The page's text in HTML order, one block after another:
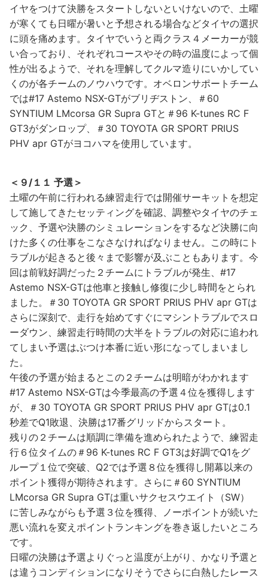
イヤをつけて決勝をスタートしないといけないので、土曜
が寒くても日曜が暑いと予想される場合などタイヤの選択
に頭を痛めます。タイヤでいうと両クラス４メーカーが競
い合っており、それぞれコースやその時の温度によって個
性が出るようで、それを理解してクルマ造りにいかしてい
くのが各チームのノウハウです。オベロンサポートチーム
では#17 Astemo NSX-GTがブリヂストン、＃60
SYNTIUM LMcorsa GR Supra GTと＃96 K-tunes RC F
GT3がダンロップ、＃30 TOYOTA GR SPORT PRIUS
PHV apr GTがヨコハマを使用しています。
＜９/１１ 予選＞
土曜の午前に行われる練習走行では開催サーキットを想定
して施してきたセッティングを確認、調整やタイヤのチェ
ック、予選や決勝のシミュレーションをするなど決勝に向
けた多くの仕事をこなさなければなりません。この時にト
ラブルが起きると後々まで影響が及ぶこともあります。今
回は前戦好調だった２チームにトラブルが発生、#17
Astemo NSX-GTは他車と接触し修復に少し時間をとられ
ました。＃30 TOYOTA GR SPORT PRIUS PHV apr GTは
さらに深刻で、走行を始めてすぐにマシントラブルでスロ
ーダウン、練習走行時間の大半をトラブルの対応に追われ
てしまい予選はぶつけ本番に近い形になってしまいまし
た。
午後の予選が始まるとこの２チームは明暗がわかれます
#17 Astemo NSX-GTは今季最高の予選４位を獲得します
が、＃30 TOYOTA GR SPORT PRIUS PHV apr GTは0.1
秒差でQ1敗退、決勝は17番グリッドからスタート。
残りの２チームは順調に準備を進められたようで、練習走
行６位タイムの＃96 K-tunes RC F GT3は好調でQ1をグ
ループ１位で突破、Q2では予選８位を獲得し開幕以来の
ポイント獲得が期待されます。さらに＃60 SYNTIUM
LMcorsa GR Supra GTは重いサクセスウエイト（SW）
に苦しみながらも予選３位を獲得、ノーポイントが続いた
悪い流れを変えポイントランキングを巻き返したいところ
です。
日曜の決勝は予選よりぐっと温度が上がり、かなり予選と
は違うコンディションになりそうでさらに白熱したレース